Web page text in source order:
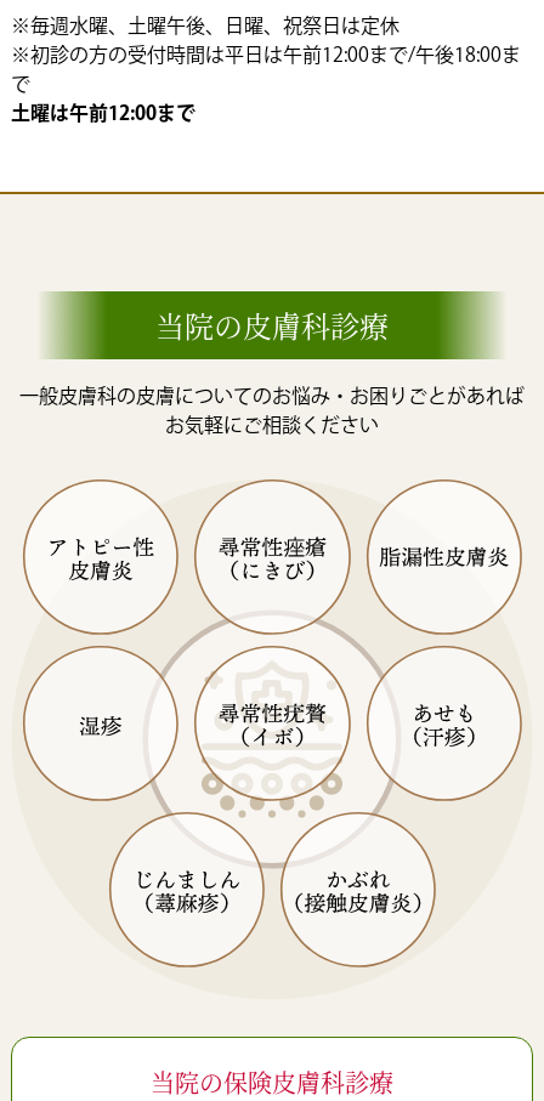
2025.12.25 １月の臨時看護師不在のお知らせ
2025.12.01 １２月の臨時看護師不在のお知らせ
※毎週水曜、土曜午後、日曜、祝祭日は定休
※初診の方の受付時間は平日は午前12:00まで/午後18:00ま
で
土曜は午前12:00まで
当院の皮膚科診療
一般皮膚科の皮膚についてのお悩み・お困りごとがあれば
お気軽にご相談ください
当院の保険皮膚科診療